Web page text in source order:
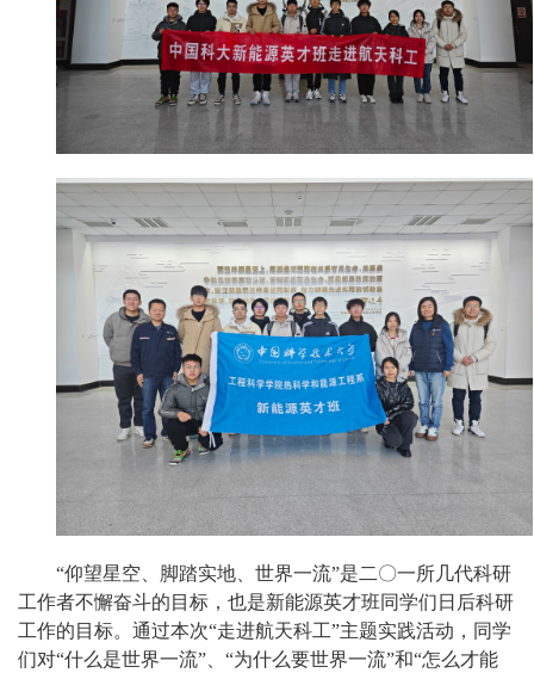
“仰望星空、脚踏实地、世界一流”是二〇一所几代科研
工作者不懈奋斗的目标，也是新能源英才班同学们日后科研
工作的目标。通过本次“走进航天科工”主题实践活动，同学
们对“什么是世界一流”、“为什么要世界一流”和“怎么才能